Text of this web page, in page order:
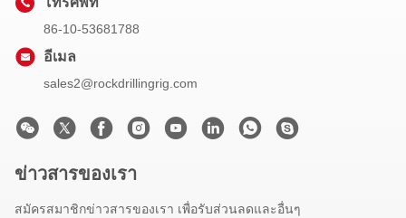
86-10-53681788
อีเมล
sales2@rockdrillingrig.com
ข่าวสารของเรา
สมัครสมาชิกข่าวสารของเรา เพื่อรับส่วนลดและอื่นๆ